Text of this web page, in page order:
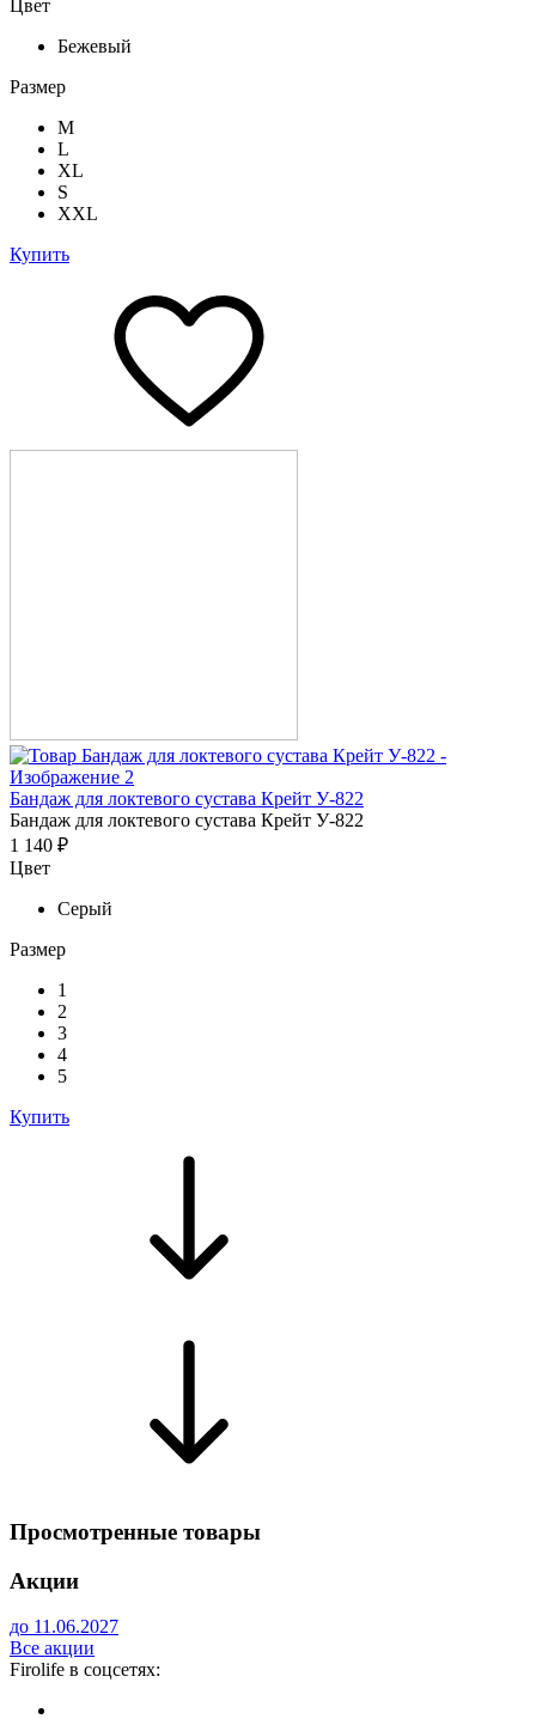
Цвет
Бежевый
Размер
M
L
XL
S
XXL
Купить
Бандаж для локтевого сустава Крейт У-822
Бандаж для локтевого сустава Крейт У-822
1 140 ₽
Цвет
Серый
Размер
1
2
3
4
5
Купить
Просмотренные товары
Акции
до 11.06.2027
Все акции
Firolife в соцсетях: